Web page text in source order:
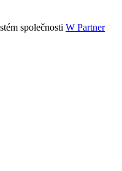
společnosti W Partner